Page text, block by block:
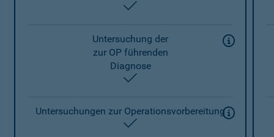
Untersuchung der
zur OP führenden
Diagnose
Untersuchungen zur Operationsvorbereitung